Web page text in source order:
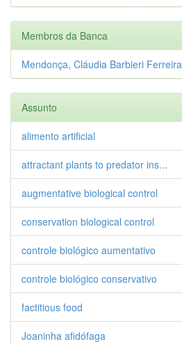
Membros da Banca
Mendonça, Cláudia Barbieri Ferreira
Assunto
alimento artificial
attractant plants to predator ins...
augmentative biological control
conservation biological control
controle biológico aumentativo
controle biológico conservativo
factitious food
Joaninha afidófaga